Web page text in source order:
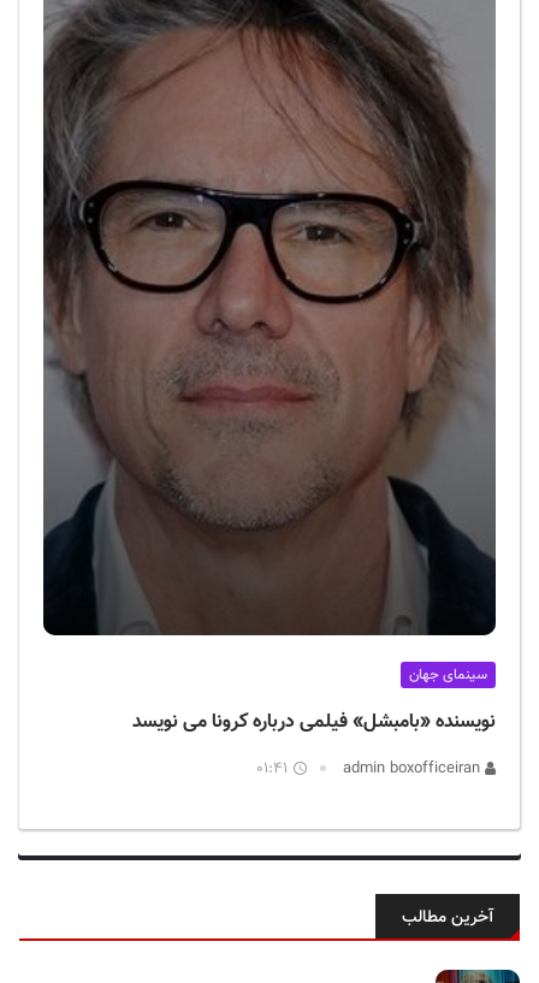
سینمای جهان
نویسنده «بامبشل» فیلمی درباره کرونا می نویسد
01:41
آخرین مطالب